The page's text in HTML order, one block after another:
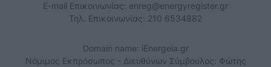
E-mail Επικοινωνίας: enreg@energyregister.gr
Τηλ. Επικοινωνίας: 210 6534882
Domain name: iEnergeia.gr
Νόμιμος Εκπρόσωπος - Διευθύνων Σύμβουλος: Φώτης